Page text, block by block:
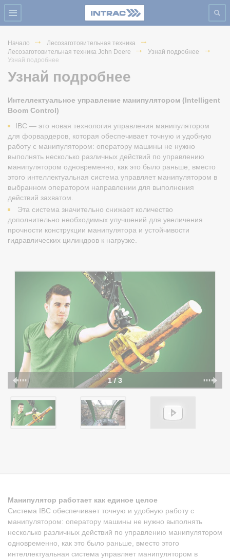
Начало
Лесозаготовительная техника
Лесозаготовительная техника John Deere
Узнай подробнее
Узнай подробнее
Узнай подробнее
Интеллектуальное управление манипулятором (Intelligent
Boom Control)
IBC — это новая технология управления манипулятором
для форвардеров, которая обеспечивает точную и удобную
работу с манипулятором: оператору машины не нужно
выполнять несколько различных действий по управлению
манипулятором одновременно, как это было раньше, вместо
этого интеллектуальная система управляет манипулятором в
выбранном оператором направлении для выполнения
действий захватом.
Эта система значительно снижает количество
дополнительно необходимых улучшений для увеличения
прочности конструкции манипулятора и устойчивости
гидравлических цилиндров к нагрузке.
1 / 3
Манипулятор работает как единое целое
Система IBC обеспечивает точную и удобную работу с
манипулятором: оператору машины не нужно выполнять
несколько различных действий по управлению манипулятором
одновременно, как это было раньше, вместо этого
интеллектуальная система управляет манипулятором в